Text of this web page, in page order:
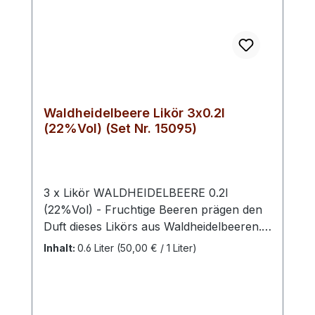
Waldheidelbeere Likör 3x0.2l
(22%Vol) (Set Nr. 15095)
3 x Likör WALDHEIDELBEERE 0.2l
(22%Vol) - Fruchtige Beeren prägen den
Duft dieses Likörs aus Waldheidelbeeren.
Am Gaumen glänzt dieser mit einer
Inhalt: 0.6 Liter (50,00 € / 1 Liter)